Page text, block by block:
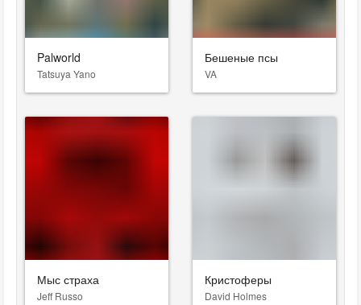
Palworld
Tatsuya Yano
Бешеные псы
VA
Мыс страха
Jeff Russo
Кристоферы
David Holmes